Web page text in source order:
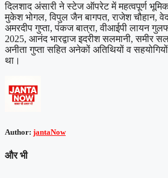
दिलशाद अंसारी ने स्टेज ऑपरेट में महत्वपूर्ण
मुकेश भोगल, विपुल जैन बागपत, राजेश चौहान,
अमरदीप गुप्ता, पंकज बात्रा, वीआईपी लायन
2025, आनंद भारद्वाज इदरीश सलमानी, समीर
अनीता गुप्ता सहित अनेकों अतिथियों व
था।
Author: jantaNow
और भी